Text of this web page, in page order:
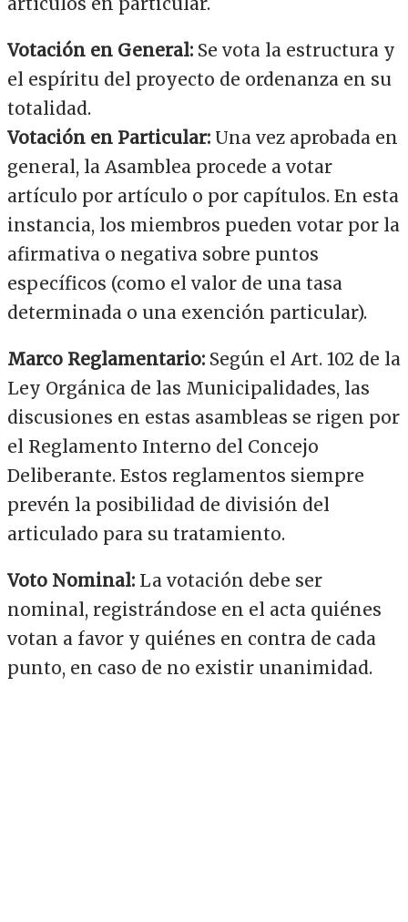
Votación en General: Se vota la estructura y
el espíritu del proyecto de ordenanza en su
totalidad.
Votación en Particular: Una vez aprobada en
general, la Asamblea procede a votar
artículo por artículo o por capítulos. En esta
instancia, los miembros pueden votar por la
afirmativa o negativa sobre puntos
específicos (como el valor de una tasa
determinada o una exención particular).
Marco Reglamentario: Según el Art. 102 de la
Ley Orgánica de las Municipalidades, las
discusiones en estas asambleas se rigen por
el Reglamento Interno del Concejo
Deliberante. Estos reglamentos siempre
prevén la posibilidad de división del
articulado para su tratamiento.
Voto Nominal: La votación debe ser
nominal, registrándose en el acta quiénes
votan a favor y quiénes en contra de cada
punto, en caso de no existir unanimidad.